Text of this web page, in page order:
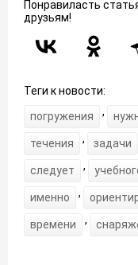
Понравиласть
друзьям!
Теги к новости:
погружения
,
течения , задачи
следует ,
именно ,
времени ,